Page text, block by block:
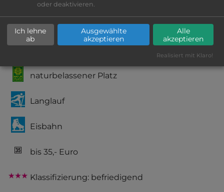
Ausstattung:
naturbelassener Platz
Langlauf
Eisbahn
bis 35,- Euro
Klassifizierung: befriedigend
oder deaktivieren.
Ich lehne
ab
Ausgewählte
akzeptieren
Alle
akzeptieren
Realisiert mit Klaro!